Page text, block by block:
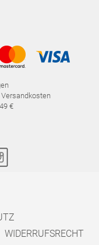
€
WIDERRUFSRECHT